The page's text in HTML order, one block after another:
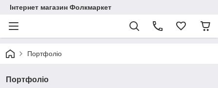
Інтернет магазин Фолкмаркет
Портфоліо
Портфоліо